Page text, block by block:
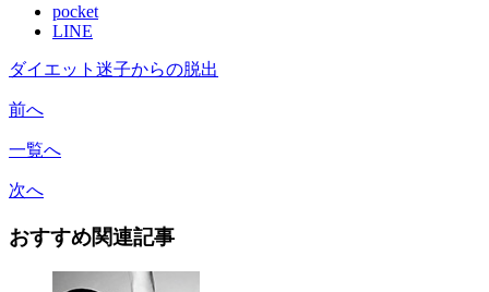
pocket
LINE
ダイエット迷子からの脱出
前へ
一覧へ
次へ
おすすめ関連記事